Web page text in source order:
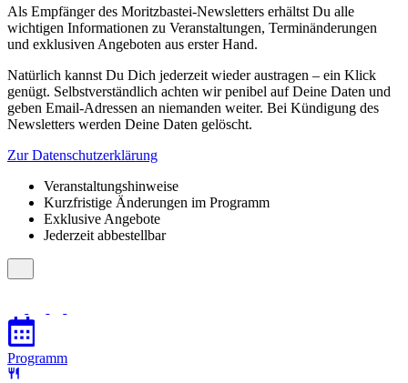
Als Empfänger des Moritzbastei-Newsletters erhältst Du alle
wichtigen Informationen zu Veranstaltungen, Terminänderungen
und exklusiven Angeboten aus erster Hand.
Natürlich kannst Du Dich jederzeit wieder austragen – ein Klick
genügt. Selbstverständlich achten wir penibel auf Deine Daten und
geben Email-Adressen an niemanden weiter. Bei Kündigung des
Newsletters werden Deine Daten gelöscht.
Zur Datenschutzerklärung
Veranstaltungshinweise
Kurzfristige Änderungen im Programm
Exklusive Angebote
Jederzeit abbestellbar
Programm